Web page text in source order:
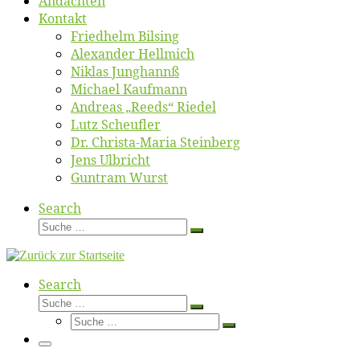
Kon­takt
Fried­helm Bilsing
Alex­an­der Hellmich
Ni­klas Junghannß
Mi­cha­el Kaufmann
An­dre­as „Reeds“ Riedel
Lutz Scheuf­ler
Dr. Chris­­ta-Ma­ria Steinberg
Jens Ulb­richt
Gun­tram Wurst
Search
Suche
Suche
Search
Suche
Suche
Suche
Suche
Menü